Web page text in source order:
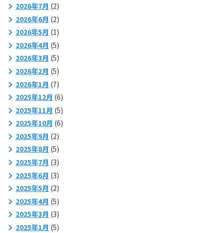
2026年7月 (2)
2026年6月 (2)
2026年5月 (1)
2026年4月 (5)
2026年3月 (5)
2026年2月 (5)
2026年1月 (7)
2025年12月 (6)
2025年11月 (5)
2025年10月 (6)
2025年9月 (2)
2025年8月 (5)
2025年7月 (3)
2025年6月 (3)
2025年5月 (2)
2025年4月 (5)
2025年3月 (3)
2025年1月 (5)